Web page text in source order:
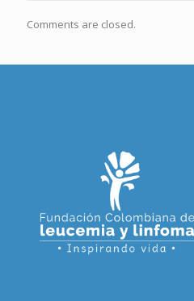
Comments are closed.